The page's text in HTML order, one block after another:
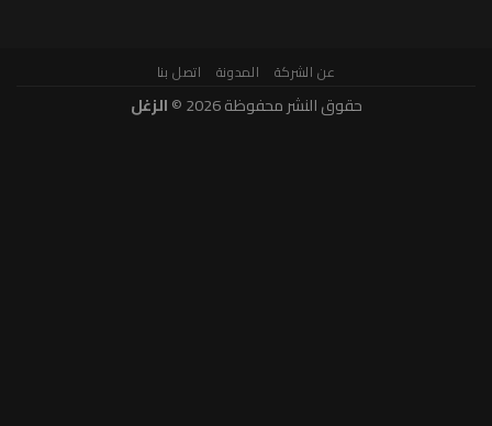
المدونة اتصل بنا
حقوق النشر محفوظة 2026 © الزغل